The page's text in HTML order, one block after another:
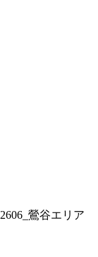
鶯谷エリア